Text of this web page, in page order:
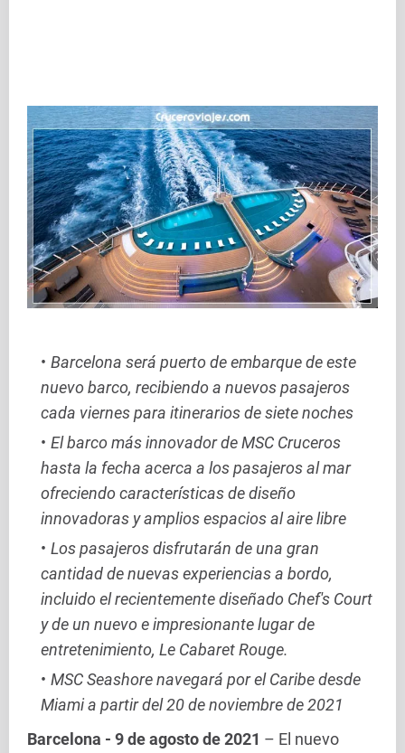
Barcelona será puerto de embarque de este
nuevo barco, recibiendo a nuevos pasajeros
cada viernes para itinerarios de siete noches
El barco más innovador de MSC Cruceros
hasta la fecha acerca a los pasajeros al mar
ofreciendo características de diseño
innovadoras y amplios espacios al aire libre
Los pasajeros disfrutarán de una gran
cantidad de nuevas experiencias a bordo,
incluido el recientemente diseñado Chef's Court
y de un nuevo e impresionante lugar de
entretenimiento, Le Cabaret Rouge.
MSC Seashore navegará por el Caribe desde
Miami a partir del 20 de noviembre de 2021
Barcelona - 9 de agosto de 2021 – El nuevo